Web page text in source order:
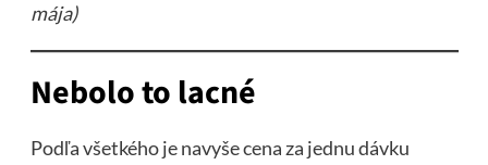
mája)
Nebolo to lacné
Podľa všetkého je navyše cena za jednu dávku